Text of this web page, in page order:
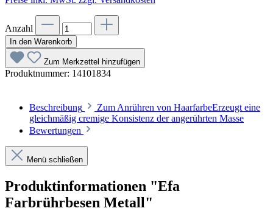
Anzahl
In den Warenkorb
Zum Merkzettel hinzufügen
Produktnummer: 14101834
Beschreibung
Zum Anrühren von HaarfarbeErzeugt eine
gleichmäßig cremige Konsistenz der angerührten Masse
Bewertungen
Menü schließen
Produktinformationen "Efa
Farbrührbesen Metall"